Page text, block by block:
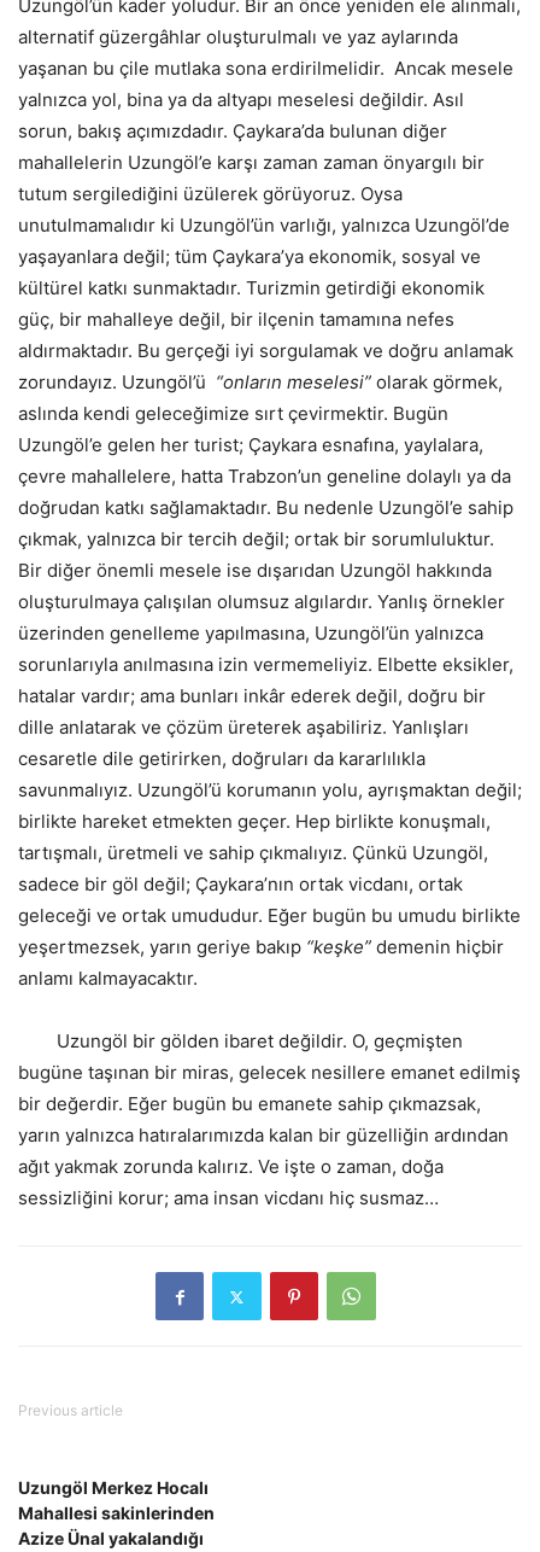
Uzungöl’ün kader yoludur. Bir an önce yeniden ele alınmalı,
alternatif güzergâhlar oluşturulmalı ve yaz aylarında
yaşanan bu çile mutlaka sona erdirilmelidir. Ancak mesele
yalnızca yol, bina ya da altyapı meselesi değildir. Asıl
sorun, bakış açımızdadır. Çaykara’da bulunan diğer
mahallelerin Uzungöl’e karşı zaman zaman önyargılı bir
tutum sergilediğini üzülerek görüyoruz. Oysa
unutulmamalıdır ki Uzungöl’ün varlığı, yalnızca Uzungöl’de
yaşayanlara değil; tüm Çaykara’ya ekonomik, sosyal ve
kültürel katkı sunmaktadır. Turizmin getirdiği ekonomik
güç, bir mahalleye değil, bir ilçenin tamamına nefes
aldırmaktadır. Bu gerçeği iyi sorgulamak ve doğru anlamak
zorundayız. Uzungöl’ü “onların meselesi” olarak görmek,
aslında kendi geleceğimize sırt çevirmektir. Bugün
Uzungöl’e gelen her turist; Çaykara esnafına, yaylalara,
çevre mahallelere, hatta Trabzon’un geneline dolaylı ya da
doğrudan katkı sağlamaktadır. Bu nedenle Uzungöl’e sahip
çıkmak, yalnızca bir tercih değil; ortak bir sorumluluktur.
Bir diğer önemli mesele ise dışarıdan Uzungöl hakkında
oluşturulmaya çalışılan olumsuz algılardır. Yanlış örnekler
üzerinden genelleme yapılmasına, Uzungöl’ün yalnızca
sorunlarıyla anılmasına izin vermemeliyiz. Elbette eksikler,
hatalar vardır; ama bunları inkâr ederek değil, doğru bir
dille anlatarak ve çözüm üreterek aşabiliriz. Yanlışları
cesaretle dile getirirken, doğruları da kararlılıkla
savunmalıyız. Uzungöl’ü korumanın yolu, ayrışmaktan değil;
birlikte hareket etmekten geçer. Hep birlikte konuşmalı,
tartışmalı, üretmeli ve sahip çıkmalıyız. Çünkü Uzungöl,
sadece bir göl değil; Çaykara’nın ortak vicdanı, ortak
geleceği ve ortak umududur. Eğer bugün bu umudu birlikte
yeşertmezsek, yarın geriye bakıp “keşke” demenin hiçbir
anlamı kalmayacaktır.
Uzungöl bir gölden ibaret değildir. O, geçmişten
bugüne taşınan bir miras, gelecek nesillere emanet edilmiş
bir değerdir. Eğer bugün bu emanete sahip çıkmazsak,
yarın yalnızca hatıralarımızda kalan bir güzelliğin ardından
ağıt yakmak zorunda kalırız. Ve işte o zaman, doğa
sessizliğini korur; ama insan vicdanı hiç susmaz…
Previous article
Uzungöl Merkez Hocalı
Mahallesi sakinlerinden
Azize Ünal yakalandığı